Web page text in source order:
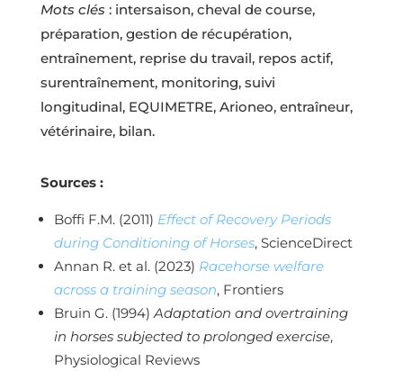
Mots clés : intersaison, cheval de course,
préparation, gestion de récupération,
entraînement, reprise du travail, repos actif,
surentraînement, monitoring, suivi
longitudinal, EQUIMETRE, Arioneo, entraîneur,
vétérinaire, bilan.
Sources :
Boffi F.M. (2011) Effect of Recovery Periods
during Conditioning of Horses, ScienceDirect
Annan R. et al. (2023) Racehorse welfare
across a training season, Frontiers
Bruin G. (1994)Adaptation and overtraining
in horses subjected to prolonged exercise,
Physiological Reviews